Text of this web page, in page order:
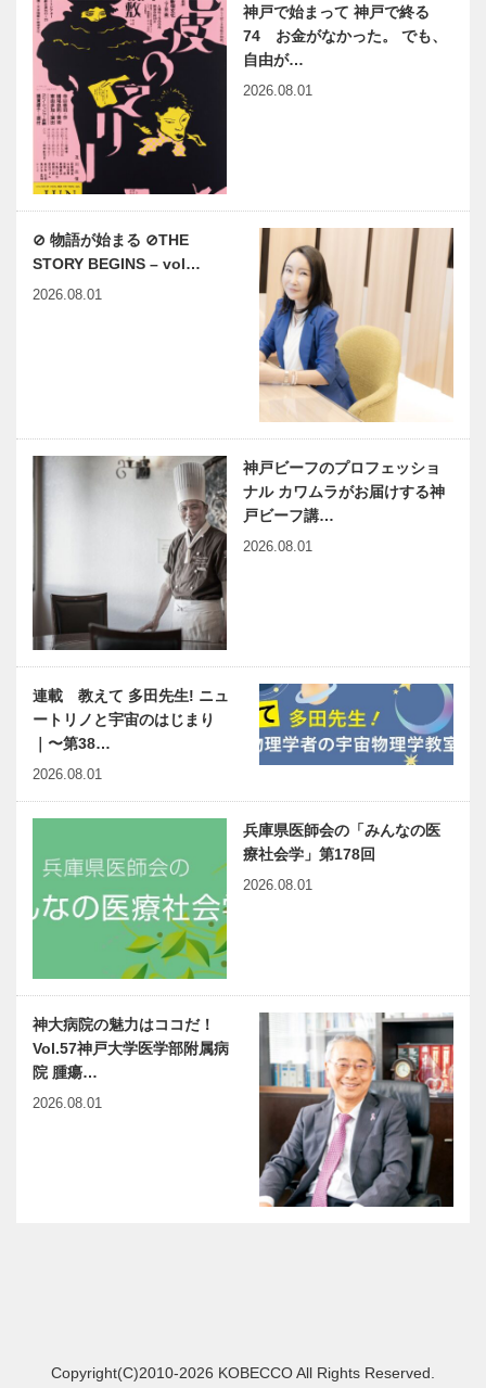
神戸で始まって 神戸で終る
74 お金がなかった。 でも、
自由が…
2026.08.01
⊘ 物語が始まる ⊘THE
STORY BEGINS – vol…
2026.08.01
神戸ビーフのプロフェッショ
ナル カワムラがお届けする神
戸ビーフ講…
2026.08.01
連載 教えて 多田先生! ニュ
ートリノと宇宙のはじまり
｜〜第38…
2026.08.01
兵庫県医師会の「みんなの医
療社会学」第178回
2026.08.01
神大病院の魅力はココだ！
Vol.57神戸大学医学部附属病
院 腫瘍…
2026.08.01
Copyright(C)2010-2026 KOBECCO All Rights Reserved.